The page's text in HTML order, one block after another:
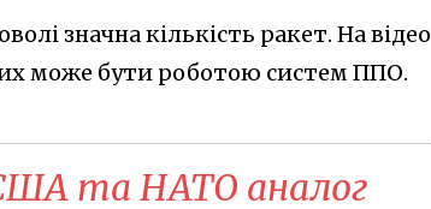
значна кількість ракет. На відео
може бути роботою систем ППО.
та НАТО аналог